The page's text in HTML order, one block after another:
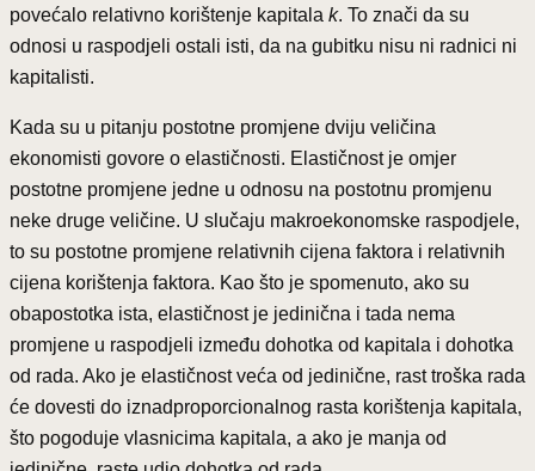
povećalo relativno korištenje kapitala k. To znači da su
odnosi u raspodjeli ostali isti, da na gubitku nisu ni radnici ni
kapitalisti.
Kada su u pitanju postotne promjene dviju veličina
ekonomisti govore o elastičnosti. Elastičnost je omjer
postotne promjene jedne u odnosu na postotnu promjenu
neke druge veličine. U slučaju makroekonomske raspodjele,
to su postotne promjene relativnih cijena faktora i relativnih
cijena korištenja faktora. Kao što je spomenuto, ako su
obapostotka ista, elastičnost je jedinična i tada nema
promjene u raspodjeli između dohotka od kapitala i dohotka
od rada. Ako je elastičnost veća od jedinične, rast troška rada
će dovesti do iznadproporcionalnog rasta korištenja kapitala,
što pogoduje vlasnicima kapitala, a ako je manja od